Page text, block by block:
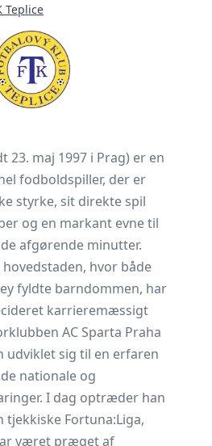
Teplice
23. maj 1997 i Prag) er en
fodboldspiller, der er
styrke, sit direkte spil
og en markant evne til
afgørende minutter.
hvor både
fyldte barndommen, har
karrieremæssigt
AC Sparta Praha
udviklet sig til en erfaren
nationale og
I dag optræder han
tjekkiske Fortuna:Liga,
været præget af